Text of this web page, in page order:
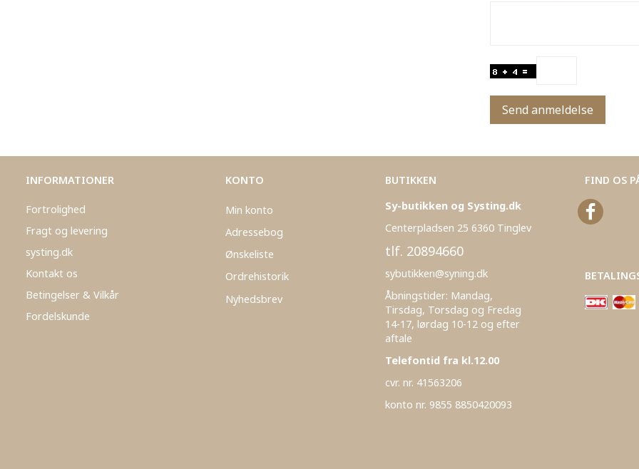
Send anmeldelse
INFORMATIONER
Fortrolighed
Fragt og levering
systing.dk
Kontakt os
Betingelser & Vilkår
Fordelskunde
KONTO
Min konto
Adressebog
Ønskeliste
Ordrehistorik
Nyhedsbrev
BUTIKKEN
Sy-butikken og Systing.dk
Centerpladsen 25 6360 Tinglev
tlf. 20894660
sybutikken@syning.dk
Åbningstider: Mandag,
Tirsdag, Torsdag og Fredag
14-17, lørdag 10-12 og efter
aftale
Telefontid fra kl.12.00
cvr. nr. 41563206
konto nr. 9855 8850420093
FIND OS